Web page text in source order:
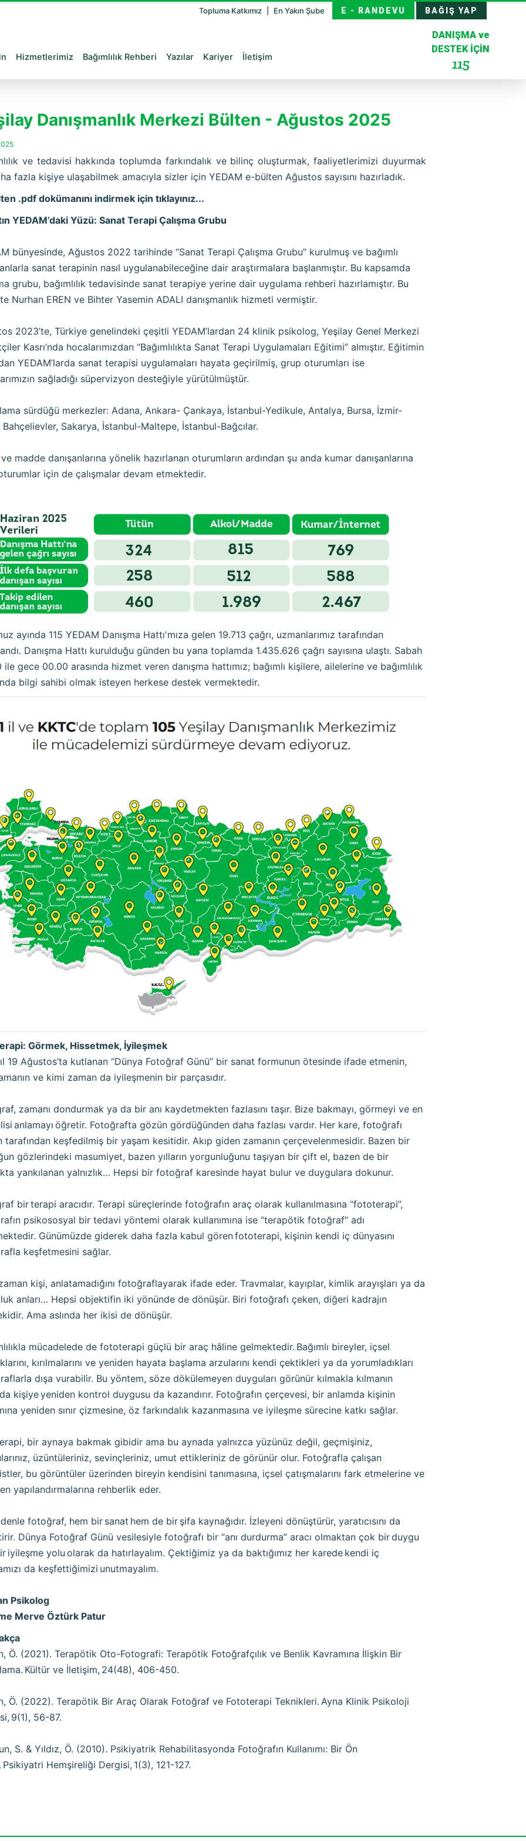
Topluma Katkımız En Yakın Şube E - RANDEVU BAĞIŞ YAP
Hizmetlerimiz Bağımlılık Rehberi Yazılar Kariyer İletişim
DANIŞMA ve
DESTEK İÇİN
115
Danışmanlık Merkezi Bülten - Ağustos 2025
ve tedavisi hakkında toplumda farkındalık ve bilinç oluşturmak, faaliyetlerimizi duyurmak
fazla kişiye ulaşabilmek amacıyla sizler için YEDAM e-bülten Ağustos sayısını hazırladık.
.pdf dokümanını indirmek için tıklayınız...
YEDAM’daki Yüzü: Sanat Terapi Çalışma Grubu
bünyesinde, Ağustos 2022 tarihinde “Sanat Terapi Çalışma Grubu” kurulmuş ve bağımlı
sanat terapinin nasıl uygulanabileceğine dair araştırmalara başlanmıştır. Bu kapsamda
grubu, bağımlılık tedavisinde sanat terapiye yerine dair uygulama rehberi hazırlamıştır. Bu
Nurhan EREN ve Bihter Yasemin ADALI danışmanlık hizmeti vermiştir.
2023’te, Türkiye genelindeki çeşitli YEDAM’lardan 24 klinik psikolog, Yeşilay Genel Merkezi
Kasrı’nda hocalarımızdan “Bağımlılıkta Sanat Terapi Uygulamaları Eğitimi” almıştır. Eğitimin
YEDAM’larda sanat terapisi uygulamaları hayata geçirilmiş, grup oturumları ise
sağladığı süpervizyon desteğiyle yürütülmüştür.
sürdüğü merkezler: Adana, Ankara- Çankaya, İstanbul-Yedikule, Antalya, Bursa, İzmir-
Bahçelievler, Sakarya, İstanbul-Maltepe, İstanbul-Bağcılar.
madde danışanlarına yönelik hazırlanan oturumların ardından şu anda kumar danışanlarına
için de çalışmalar devam etmektedir.
ayında 115 YEDAM Danışma Hattı'mıza gelen 19.713 çağrı, uzmanlarımız tarafından
Danışma Hattı kurulduğu günden bu yana toplamda 1.435.626 çağrı sayısına ulaştı. Sabah
gece 00.00 arasında hizmet veren danışma hattımız; bağımlı kişilere, ailelerine ve bağımlılık
bilgi sahibi olmak isteyen herkese destek vermektedir.
Görmek, Hissetmek, İyileşmek
19 Ağustos’ta kutlanan “Dünya Fotoğraf Günü” bir sanat formunun ötesinde ifade etmenin,
ve kimi zaman da iyileşmenin bir parçasıdır.
zamanı dondurmak ya da bir anı kaydetmekten fazlasını taşır. Bize bakmayı, görmeyi ve en
anlamayı öğretir. Fotoğrafta gözün gördüğünden daha fazlası vardır. Her kare, fotoğrafı
tarafından keşfedilmiş bir yaşam kesitidir. Akıp giden zamanın çerçevelenmesidir. Bazen bir
gözlerindeki masumiyet, bazen yılların yorgunluğunu taşıyan bir çift el, bazen de bir
yankılanan yalnızlık… Hepsi bir fotoğraf karesinde hayat bulur ve duygulara dokunur.
bir terapi aracıdır. Terapi süreçlerinde fotoğrafın araç olarak kullanılmasına “fototerapi”,
psikososyal bir tedavi yöntemi olarak kullanımına ise “terapötik fotoğraf” adı
Günümüzde giderek daha fazla kabul gören fototerapi, kişinin kendi iç dünyasını
keşfetmesini sağlar.
kişi, anlatamadığını fotoğraflayarak ifade eder. Travmalar, kayıplar, kimlik arayışları ya da
anları… Hepsi objektifin iki yönünde de dönüşür. Biri fotoğrafı çeken, diğeri kadrajın
Ama aslında her ikisi de dönüşür.
mücadelede de fototerapi güçlü bir araç hâline gelmektedir. Bağımlı bireyler, içsel
kırılmalarını ve yeniden hayata başlama arzularını kendi çektikleri ya da yorumladıkları
dışa vurabilir. Bu yöntem, söze dökülemeyen duyguları görünür kılmakla kılmanın
kişiye yeniden kontrol duygusu da kazandırır. Fotoğrafın çerçevesi, bir anlamda kişinin
yeniden sınır çizmesine, öz farkındalık kazanmasına ve iyileşme sürecine katkı sağlar.
bir aynaya bakmak gibidir ama bu aynada yalnızca yüzünüz değil, geçmişiniz,
üzüntüleriniz, sevinçleriniz, umut ettikleriniz de görünür olur. Fotoğrafla çalışan
bu görüntüler üzerinden bireyin kendisini tanımasına, içsel çatışmalarını fark etmelerine ve
yapılandırmalarına rehberlik eder.
fotoğraf, hem bir sanat hem de bir şifa kaynağıdır. İzleyeni dönüştürür, yaratıcısını da
Dünya Fotoğraf Günü vesilesiyle fotoğrafı bir “anı durdurma” aracı olmaktan çok bir duygu
iyileşme yolu olarak da hatırlayalım. Çektiğimiz ya da baktığımız her karede kendi iç
da keşfettiğimizi unutmayalım.
Psikolog
Merve Öztürk Patur
Ö. (2021). Terapötik Oto-Fotografi: Terapötik Fotoğrafçılık ve Benlik Kavramına İlişkin Bir
Kültür ve İletişim, 24(48), 406-450.
Ö. (2022). Terapötik Bir Araç Olarak Fotoğraf ve Fototerapi Teknikleri. Ayna Klinik Psikoloji
9(1), 56-87.
S. & Yıldız, Ö. (2010). Psikiyatrik Rehabilitasyonda Fotoğrafın Kullanımı: Bir Ön
Psikiyatri Hemşireliği Dergisi, 1(3), 121-127.